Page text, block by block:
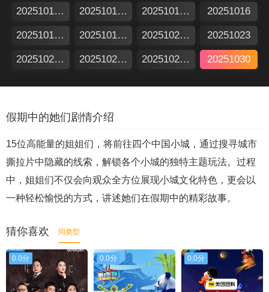
20251010加更版 20251010特别企划 20251015假期日记 20251016
20251017加更版 20251017特别企划 20251022假期日记 20251023
20251024加更版 20251024特别企划 20251029假期日记 20251030
假期中的她们剧情介绍
15位高能量的姐姐们，将前往四个中国小城，通过搜寻城市
撕拉片中隐藏的线索，解锁各个小城的独特主题玩法。过程
中，姐姐们不仅会向观众全方位展现小城文化特色，更会以
一种轻松愉悦的方式，讲述她们在假期中的精彩故事。
猜你喜欢 同类型
0.0分 0.0分 0.0分